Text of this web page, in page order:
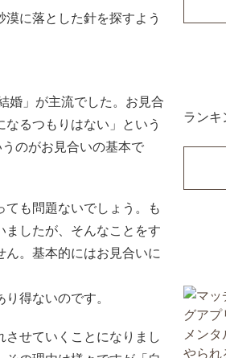
漠に落とした針を探すよう
婚」が主流でした。お見合
るつもりはない」という
のがお見合いの基本で
も問題ないでしょう。も
したが、そんなことをす
。基本的にはお見合いに
得ないのです。
せていくことになりまし
ランキ